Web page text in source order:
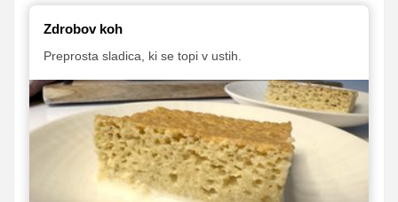
Zdrobov koh
Preprosta sladica, ki se topi v ustih.